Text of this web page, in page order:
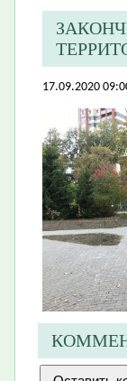
17.09.2020